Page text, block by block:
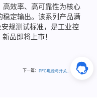
效率、高可靠性为核心
定输出。该系列产品满
规测试标准，是工业控
品即将上市！
下一篇： PFC电源与开关电源，你真的分清了吗？